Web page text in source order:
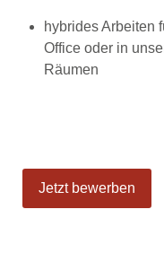
hybrides Arbeiten
Office oder in
Räumen
Jetzt bewerben